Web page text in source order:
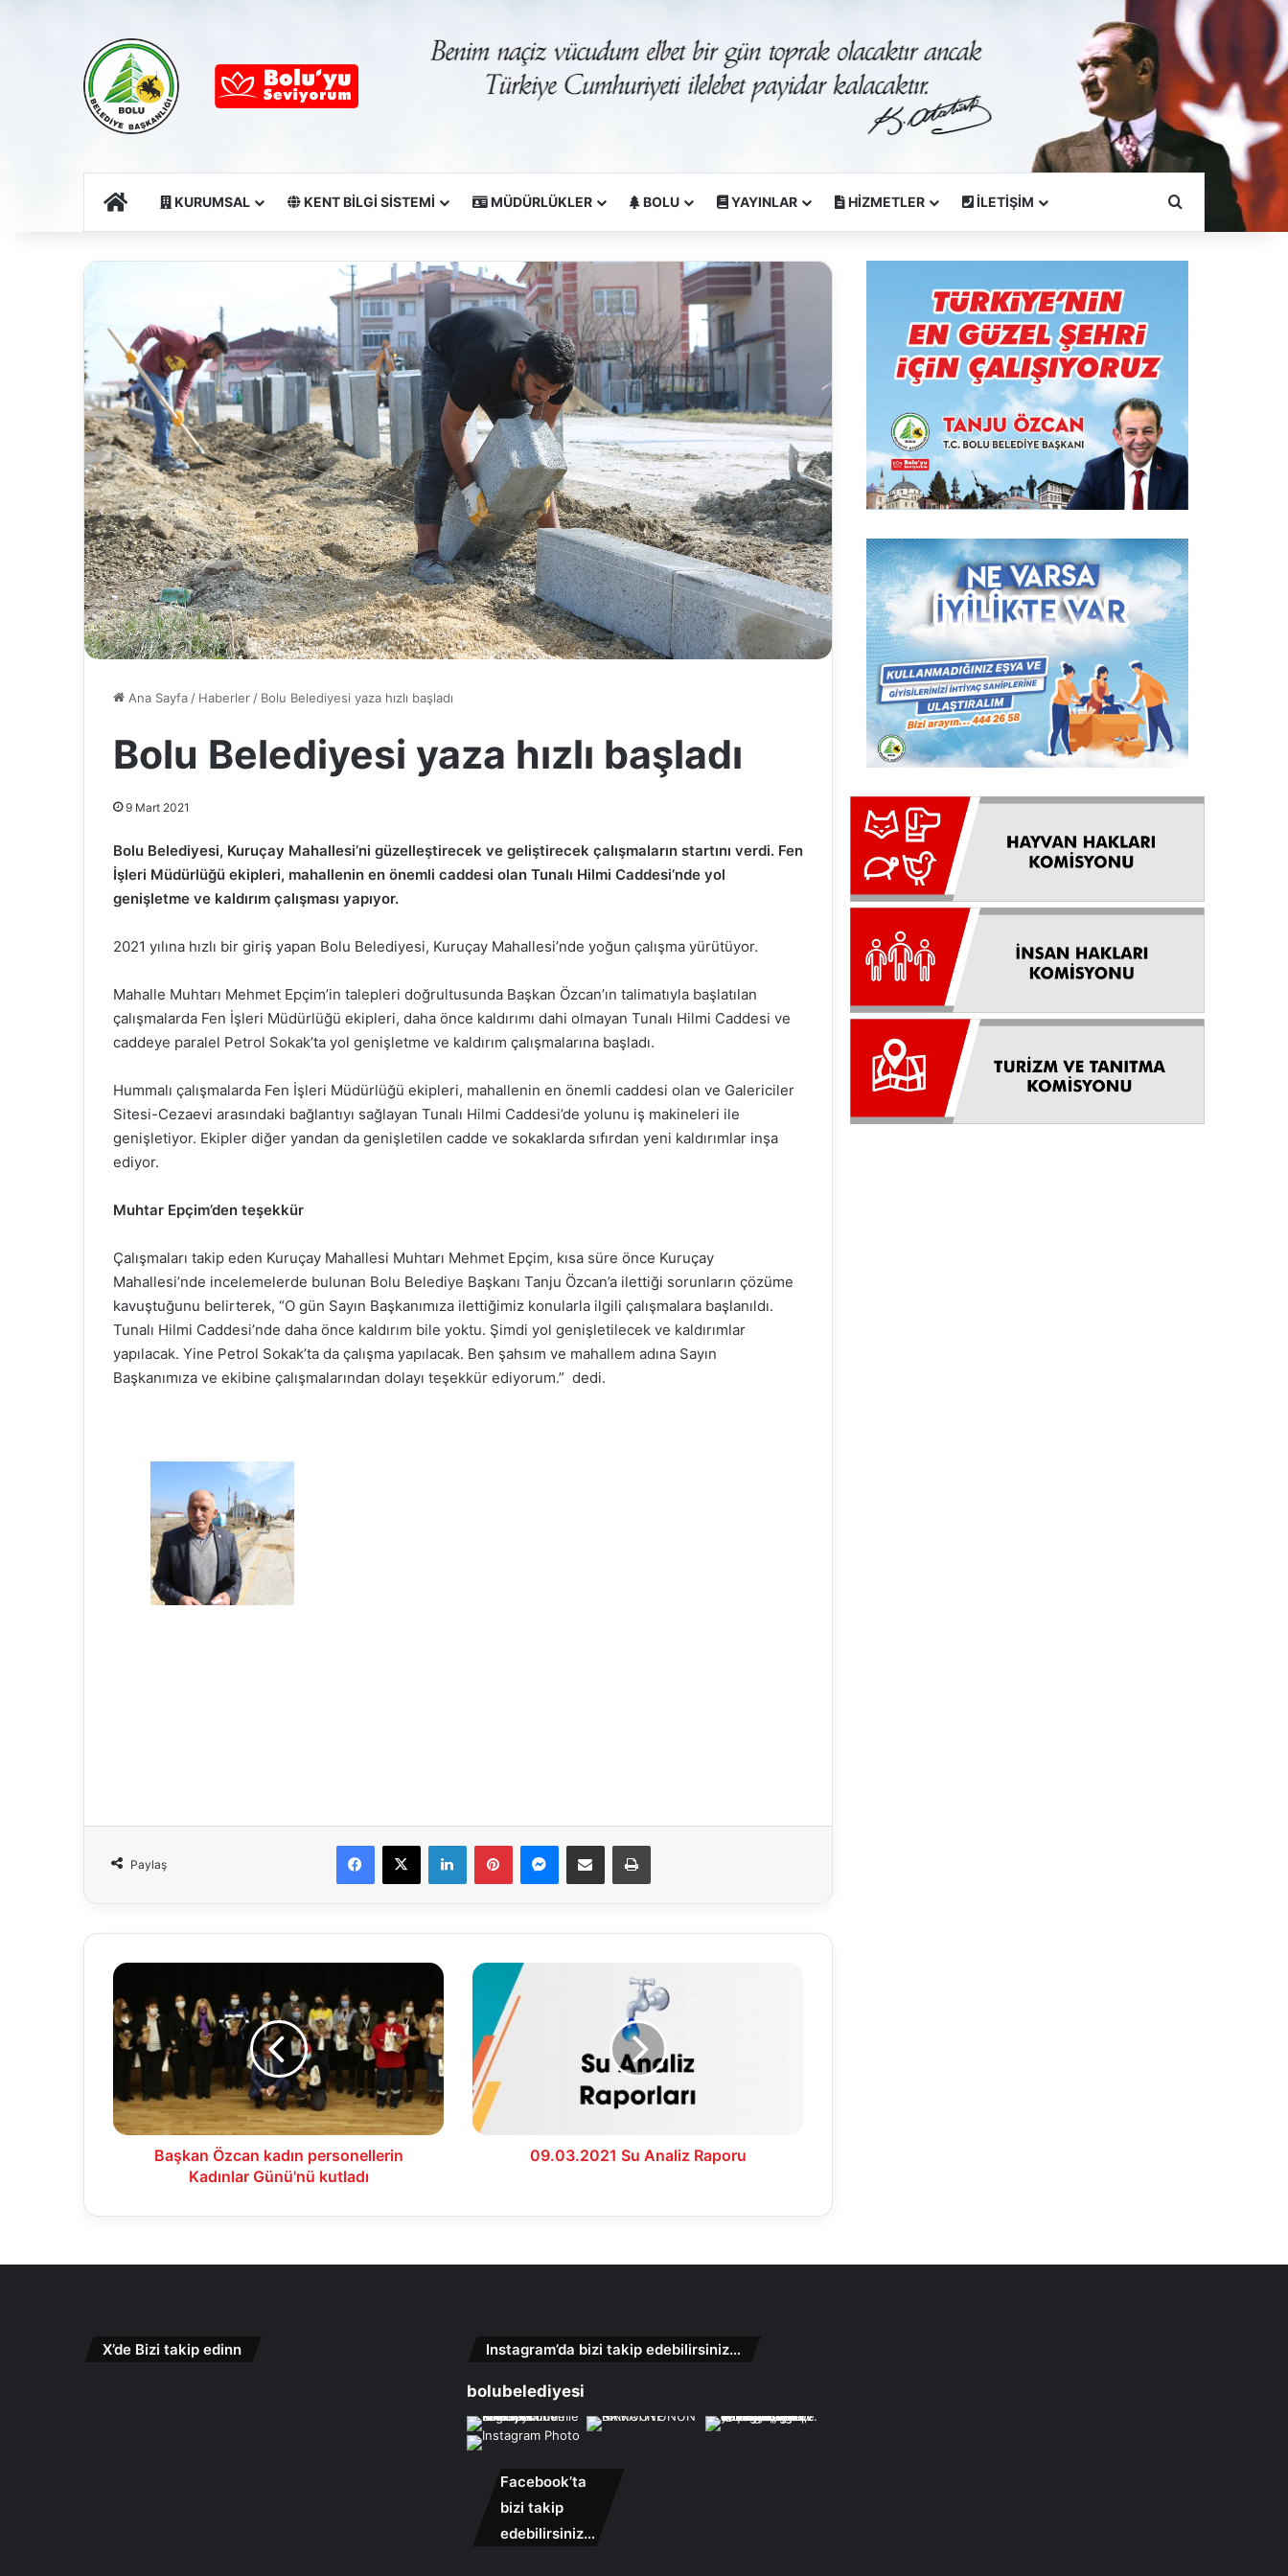
Ana SayfaKURUMSAL KENT BİLGİ SİSTEMİ MÜDÜRLÜKLER BOLU YAYINLAR HİZMETLER İLETİŞİM Arama Yapın
Ana Sayfa / Haberler / Bolu Belediyesi yaza hızlı başladı
Bolu Belediyesi yaza hızlı başladı
9 Mart 2021
Bolu Belediyesi, Kuruçay Mahallesi’ni güzelleştirecek ve geliştirecek çalışmaların startını verdi. Fen
İşleri Müdürlüğü ekipleri, mahallenin en önemli caddesi olan Tunalı Hilmi Caddesi’nde yol
genişletme ve kaldırım çalışması yapıyor.
2021 yılına hızlı bir giriş yapan Bolu Belediyesi, Kuruçay Mahallesi’nde yoğun çalışma yürütüyor.
Mahalle Muhtarı Mehmet Epçim’in talepleri doğrultusunda Başkan Özcan’ın talimatıyla başlatılan
çalışmalarda Fen İşleri Müdürlüğü ekipleri, daha önce kaldırımı dahi olmayan Tunalı Hilmi Caddesi ve
caddeye paralel Petrol Sokak’ta yol genişletme ve kaldırım çalışmalarına başladı.
Hummalı çalışmalarda Fen İşleri Müdürlüğü ekipleri, mahallenin en önemli caddesi olan ve Galericiler
Sitesi-Cezaevi arasındaki bağlantıyı sağlayan Tunalı Hilmi Caddesi’de yolunu iş makineleri ile
genişletiyor. Ekipler diğer yandan da genişletilen cadde ve sokaklarda sıfırdan yeni kaldırımlar inşa
ediyor.
Muhtar Epçim’den teşekkür
Çalışmaları takip eden Kuruçay Mahallesi Muhtarı Mehmet Epçim, kısa süre önce Kuruçay
Mahallesi’nde incelemelerde bulunan Bolu Belediye Başkanı Tanju Özcan’a ilettiği sorunların çözüme
kavuştuğunu belirterek, “O gün Sayın Başkanımıza ilettiğimiz konularla ilgili çalışmalara başlanıldı.
Tunalı Hilmi Caddesi’nde daha önce kaldırım bile yoktu. Şimdi yol genişletilecek ve kaldırımlar
yapılacak. Yine Petrol Sokak’ta da çalışma yapılacak. Ben şahsım ve mahallem adına Sayın
Başkanımıza ve ekibine çalışmalarından dolayı teşekkür ediyorum.” dedi.
Paylaş
Facebook
X LinkedInPinterestMessenger
E-Mail ile paylaş Yazdır
Başkan
kadın
personellerin
Kadınlar
Günü'nü
kutladı
Başkan Özcan kadın personellerin
Kadınlar Günü'nü kutladı
09.03.2021
Analiz
Raporu
09.03.2021 Su Analiz Raporu
X’de Bizi takip edinn Instagram’da bizi takip edebilirsiniz…
bolubelediyesi
Facebook’ta
bizi takip
edebilirsiniz…